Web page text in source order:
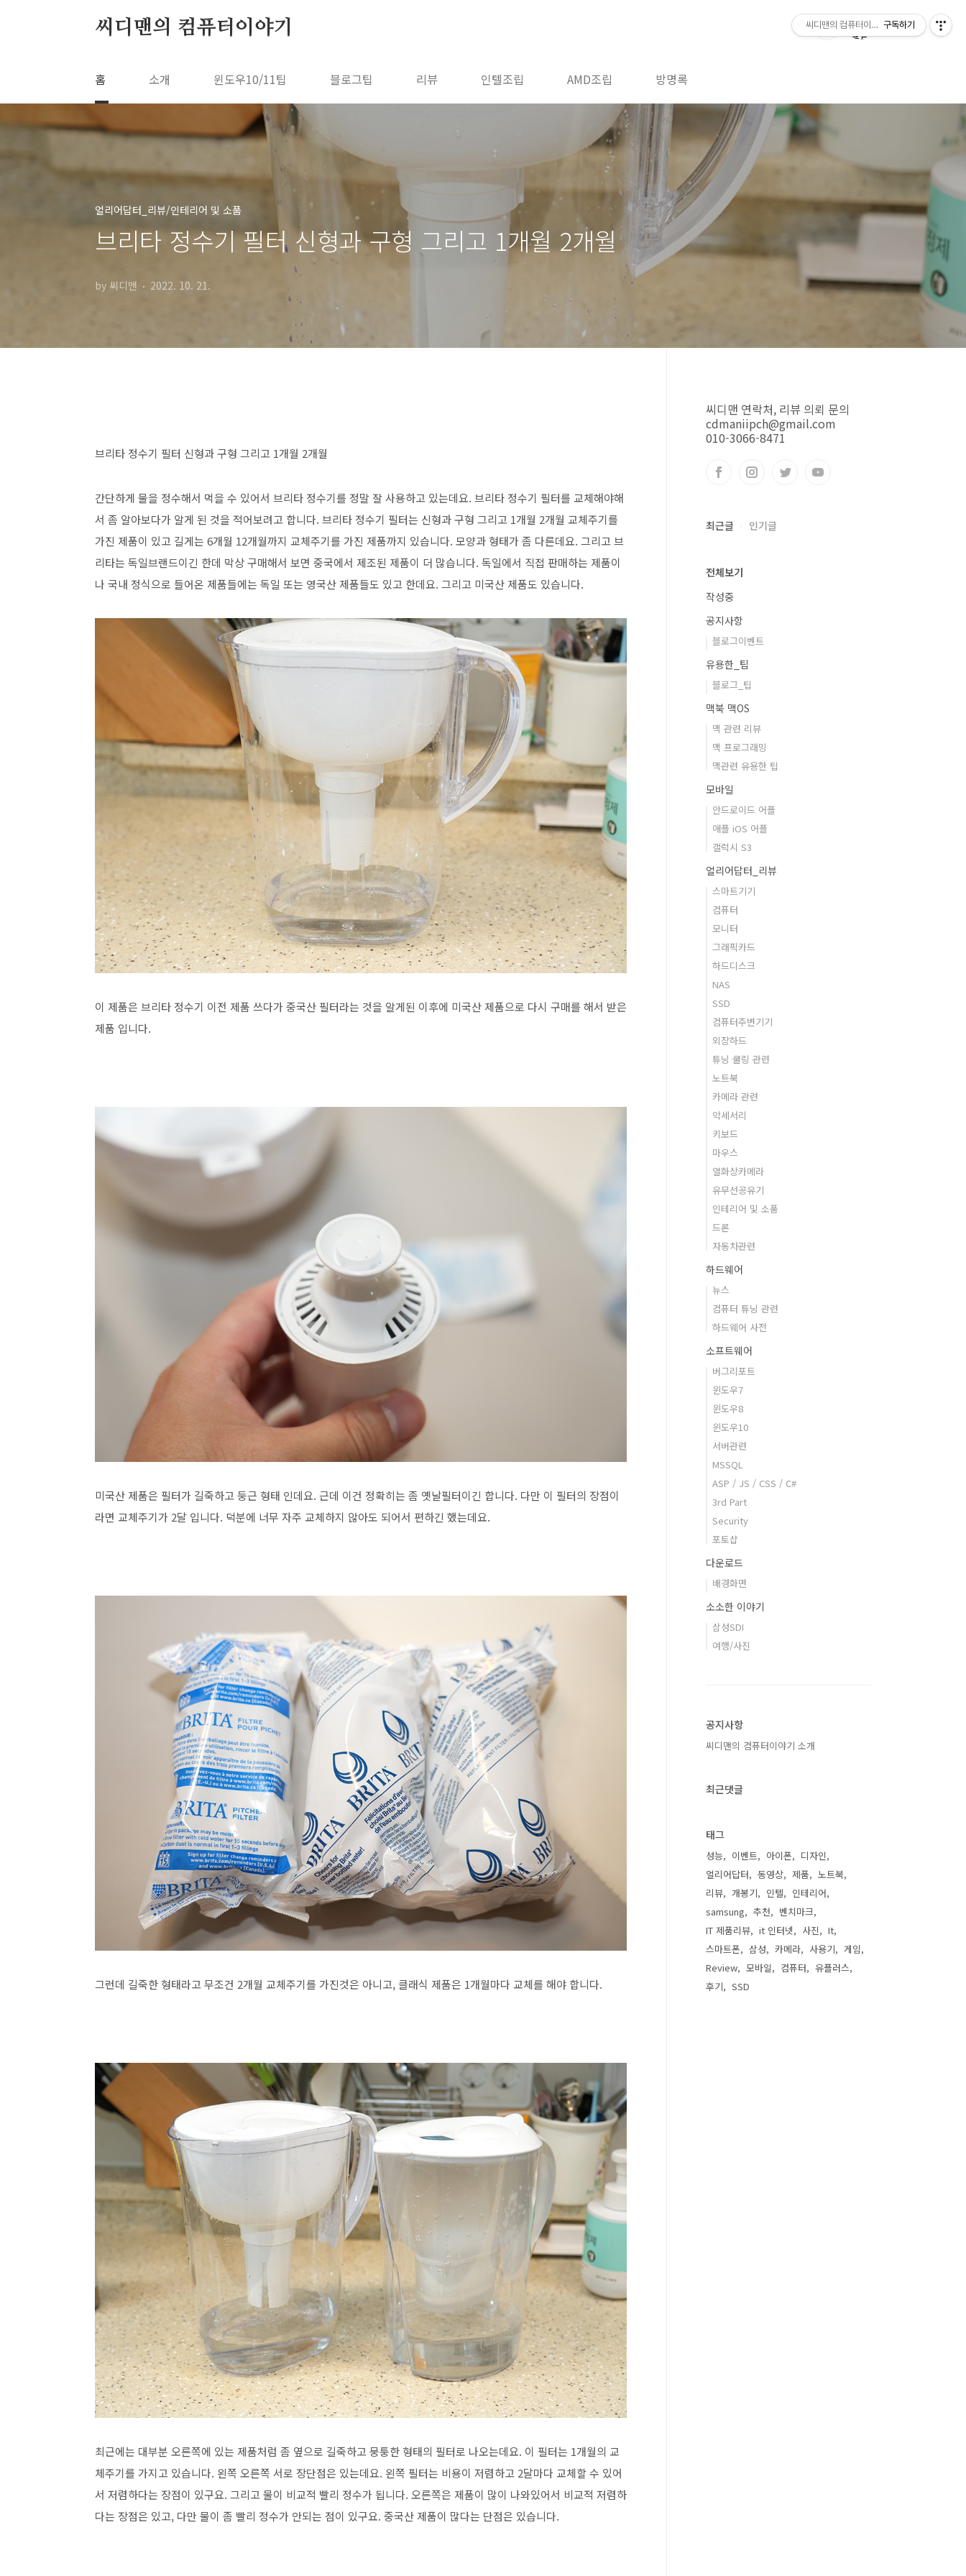
씨디맨의 컴퓨터이야기
홈 소개 윈도우10/11팁 블로그팁 리뷰 인텔조립 AMD조립 방명록
얼리어답터_리뷰/인테리어 및 소품
브리타 정수기 필터 신형과 구형 그리고 1개월 2개월
by 씨디맨 2022. 10. 21.
브리타 정수기 필터 신형과 구형 그리고 1개월 2개월
간단하게 물을 정수해서 먹을 수 있어서 브리타 정수기를 정말 잘 사용하고 있는데요. 브리타 정수기 필터를 교체해야해
서 좀 알아보다가 알게 된 것을 적어보려고 합니다. 브리타 정수기 필터는 신형과 구형 그리고 1개월 2개월 교체주기를
가진 제품이 있고 길게는 6개월 12개월까지 교체주기를 가진 제품까지 있습니다. 모양과 형태가 좀 다른데요. 그리고 브
리타는 독일브랜드이긴 한데 막상 구매해서 보면 중국에서 제조된 제품이 더 많습니다. 독일에서 직접 판매하는 제품이
나 국내 정식으로 들어온 제품들에는 독일 또는 영국산 제품들도 있고 한데요. 그리고 미국산 제품도 있습니다.
이 제품은 브리타 정수기 이전 제품 쓰다가 중국산 필터라는 것을 알게된 이후에 미국산 제품으로 다시 구매를 해서 받은
제품 입니다.
미국산 제품은 필터가 길죽하고 둥근 형태 인데요. 근데 이건 정확히는 좀 옛날필터이긴 합니다. 다만 이 필터의 장점이
라면 교체주기가 2달 입니다. 덕분에 너무 자주 교체하지 않아도 되어서 편하긴 했는데요.
그런데 길죽한 형태라고 무조건 2개월 교체주기를 가진것은 아니고, 클래식 제품은 1개월마다 교체를 해야 합니다.
최근에는 대부분 오른쪽에 있는 제품처럼 좀 옆으로 길죽하고 뭉퉁한 형태의 필터로 나오는데요. 이 필터는 1개월의 교
체주기를 가지고 있습니다. 왼쪽 오른쪽 서로 장단점은 있는데요. 왼쪽 필터는 비용이 저렴하고 2달마다 교체할 수 있어
서 저렴하다는 장점이 있구요. 그리고 물이 비교적 빨리 정수가 됩니다. 오른쪽은 제품이 많이 나와있어서 비교적 저렴하
다는 장점은 있고, 다만 물이 좀 빨리 정수가 안되는 점이 있구요. 중국산 제품이 많다는 단점은 있습니다.
씨디맨 연락처, 리뷰 의뢰 문의
cdmaniipch@gmail.com
010-3066-8471
최근글 인기글
전체보기
작성중
공지사항
블로그이벤트
유용한_팁
블로그_팁
맥북 맥OS
맥 관련 리뷰
맥 프로그래밍
맥관련 유용한 팁
모바일
안드로이드 어플
애플 iOS 어플
갤럭시 S3
얼리어답터_리뷰
스마트기기
컴퓨터
모니터
그래픽카드
하드디스크
NAS
SSD
컴퓨터주변기기
외장하드
튜닝 쿨링 관련
노트북
카메라 관련
악세서리
키보드
마우스
열화상카메라
유무선공유기
인테리어 및 소품
드론
자동차관련
하드웨어
뉴스
컴퓨터 튜닝 관련
하드웨어 사전
소프트웨어
버그리포트
윈도우7
윈도우8
윈도우10
서버관련
MSSQL
ASP / JS / CSS / C#
3rd Part
Security
포토샵
다운로드
배경화면
소소한 이야기
삼성SDI
여행/사진
공지사항
씨디맨의 컴퓨터이야기 소개
최근댓글
태그
성능 이벤트 아이폰
디자인
얼리어답터
동영상 제품
노트북
리뷰
개봉기 인텔
인테리어
samsung
추천
벤치마크
IT 제품리뷰
it 인터넷 사진
It
스마트폰
삼성 카메라 사용기
게임
Review
모바일 컴퓨터
유플러스
후기
SSD
씨디맨의 컴퓨터이야기구독하기